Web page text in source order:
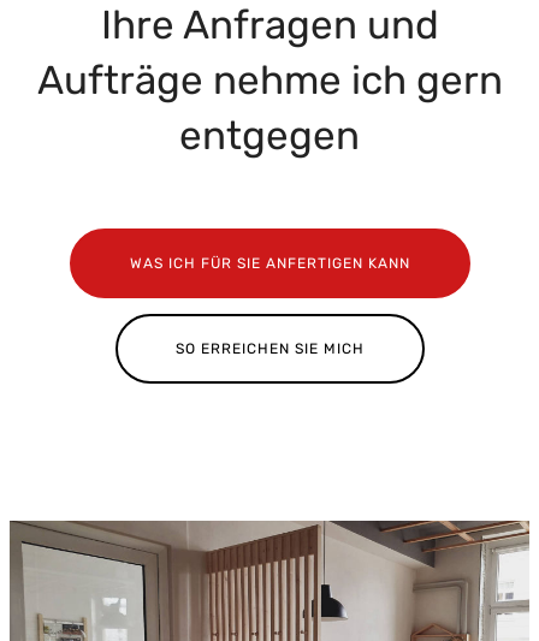
Ihre Anfragen und
Aufträge nehme ich gern
entgegen
WAS ICH FÜR SIE ANFERTIGEN KANN
SO ERREICHEN SIE MICH